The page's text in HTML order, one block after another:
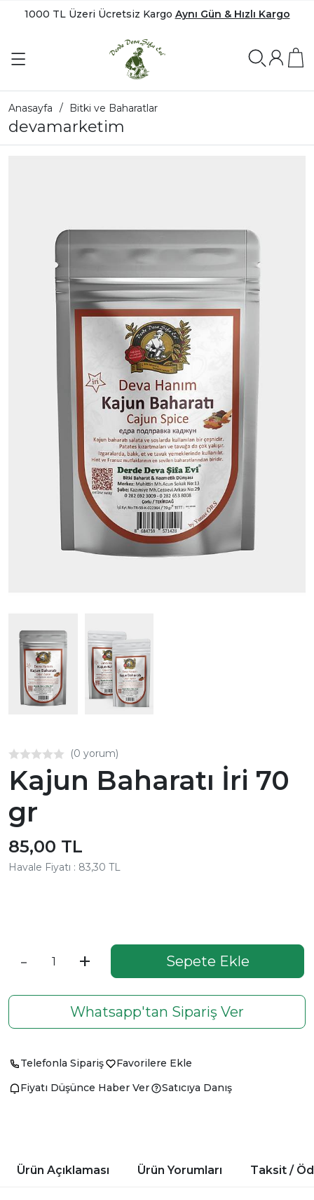
1000 TL Üzeri Ücretsiz Kargo Aynı Gün & Hızlı Kargo
Anasayfa Bitki ve Baharatlar
devamarketim
(0 yorum)
Kajun Baharatı İri 70
gr
85,00 TL
Havale Fiyatı : 83,30 TL
- + Sepete Ekle
Whatsapp'tan Sipariş Ver
Telefonla Sipariş
Favorilere Ekle
Fiyatı Düşünce Haber Ver
Satıcıya Danış
Ürün Açıklaması Taksit /
Ürün Yorumları